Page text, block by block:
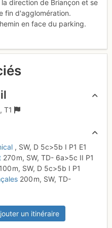
direction de Briançon et se
fin d'agglomération.
en face du parking.
, T1
, SW, D 5c>5b I P1 E1
270 m, SW, TD- 6a>5c II P1
100 m, SW, D 5c>5b I P1
200 m, SW, TD-
un itinéraire